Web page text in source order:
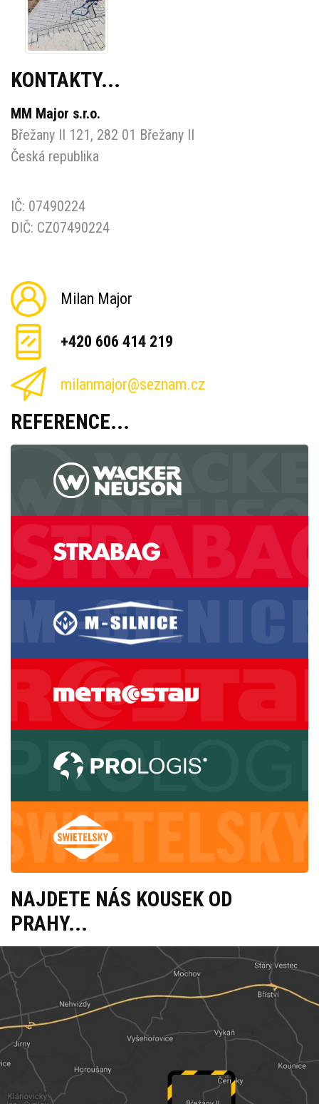
KONTAKTY...
MM Major s.r.o.
Břežany II 121, 282 01 Břežany II
Česká republika
IČ: 07490224
DIČ: CZ07490224
Milan Major
+420 606 414 219
milanmajor@seznam.cz
REFERENCE...
NAJDETE NÁS KOUSEK OD
PRAHY...